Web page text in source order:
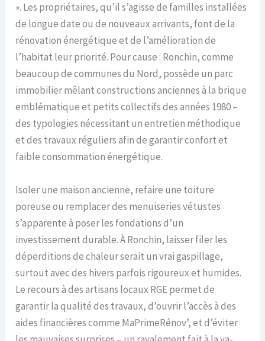
». Les propriétaires, qu’il s’agisse de familles installées
de longue date ou de nouveaux arrivants, font de la
rénovation énergétique et de l’amélioration de
l’habitat leur priorité. Pour cause : Ronchin, comme
beaucoup de communes du Nord, possède un parc
immobilier mêlant constructions anciennes à la brique
emblématique et petits collectifs des années 1980 –
des typologies nécessitant un entretien méthodique
et des travaux réguliers afin de garantir confort et
faible consommation énergétique.
Isoler une maison ancienne, refaire une toiture
poreuse ou remplacer des menuiseries vétustes
s’apparente à poser les fondations d’un
investissement durable. À Ronchin, laisser filer les
déperditions de chaleur serait un vrai gaspillage,
surtout avec des hivers parfois rigoureux et humides.
Le recours à des artisans locaux RGE permet de
garantir la qualité des travaux, d’ouvrir l’accès à des
aides financières comme MaPrimeRénov’, et d’éviter